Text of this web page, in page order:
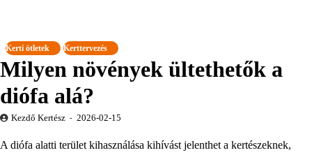
Kerti ötletek Kerttervezés
Milyen növények ültethetők a
diófa alá?
Kezdő Kertész 2026-02-15
A diófa alatti terület kihasználása kihívást jelenthet a kertészeknek,